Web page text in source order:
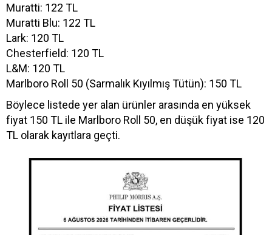
Muratti: 122 TL
Muratti Blu: 122 TL
Lark: 120 TL
Chesterfield: 120 TL
L&M: 120 TL
Marlboro Roll 50 (Sarmalık Kıyılmış Tütün): 150 TL
Böylece listede yer alan ürünler arasında en yüksek
fiyat 150 TL ile Marlboro Roll 50, en düşük fiyat ise 120
TL olarak kayıtlara geçti.